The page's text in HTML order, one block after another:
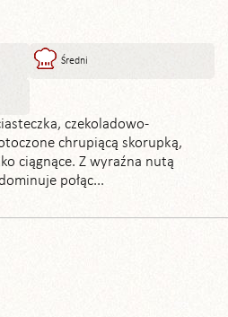
Średni
czekoladowo-
chrupiącą skorupką,
ciągnące. Z wyraźna nutą
połąc...